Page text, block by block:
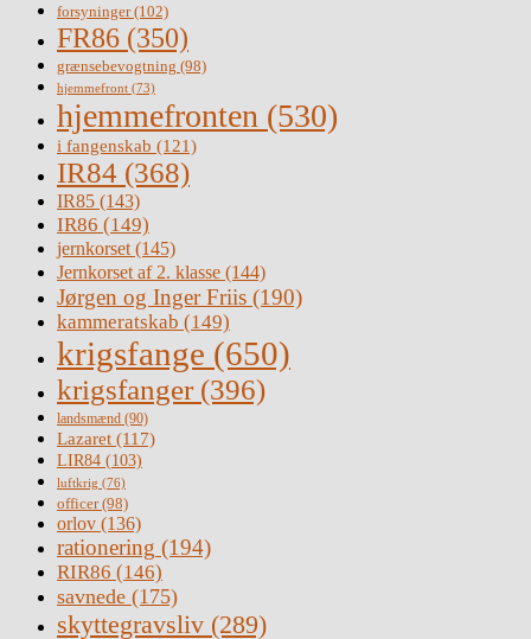
forsyninger(102)
FR86 (350)
grænsebevogtning (98)
hjemmefront (73)
hjemmefronten (530)
i fangenskab (121)
IR84 (368)
IR85 (143)
IR86 (149)
jernkorset(145)
Jernkorset af 2. klasse (144)
Jørgen og Inger Friis (190)
kammeratskab (149)
krigsfange (650)
krigsfanger (396)
landsmænd (90)
Lazaret (117)
LIR84 (103)
luftkrig (76)
officer(98)
orlov (136)
rationering (194)
RIR86 (146)
savnede (175)
skyttegravsliv (289)